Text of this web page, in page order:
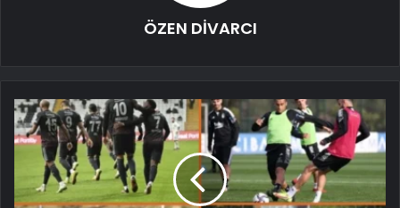
ÖZEN DİVARCI